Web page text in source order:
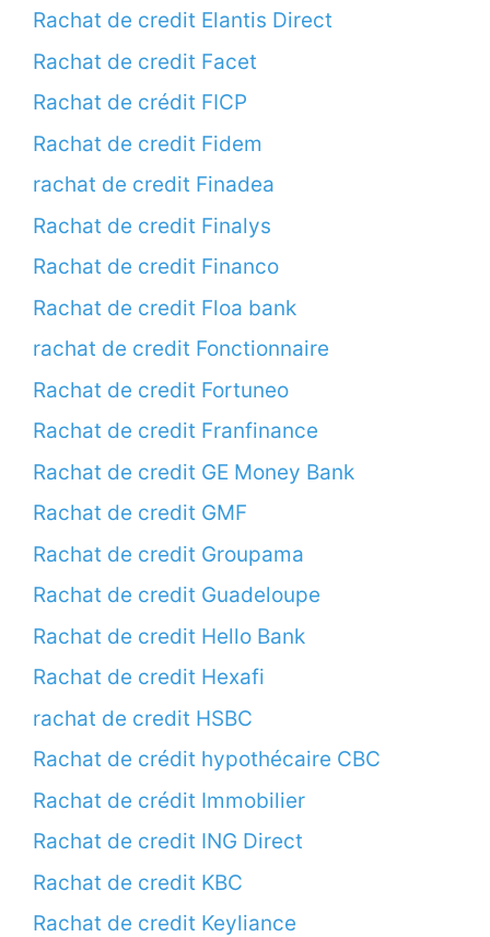
Rachat de credit Elantis Direct
Rachat de credit Facet
Rachat de crédit FICP
Rachat de credit Fidem
rachat de credit Finadea
Rachat de credit Finalys
Rachat de credit Financo
Rachat de credit Floa bank
rachat de credit Fonctionnaire
Rachat de credit Fortuneo
Rachat de credit Franfinance
Rachat de credit GE Money Bank
Rachat de credit GMF
Rachat de credit Groupama
Rachat de credit Guadeloupe
Rachat de credit Hello Bank
Rachat de credit Hexafi
rachat de credit HSBC
Rachat de crédit hypothécaire CBC
Rachat de crédit Immobilier
Rachat de credit ING Direct
Rachat de credit KBC
Rachat de credit Keyliance